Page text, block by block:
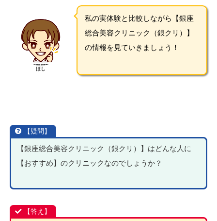
ほし
私の実体験と比較しながら【銀座
総合美容クリニック（銀クリ）】
の情報を見ていきましょう！
【疑問】
【銀座総合美容クリニック（銀クリ）】はどんな人に
【おすすめ】のクリニックなのでしょうか？
【答え】